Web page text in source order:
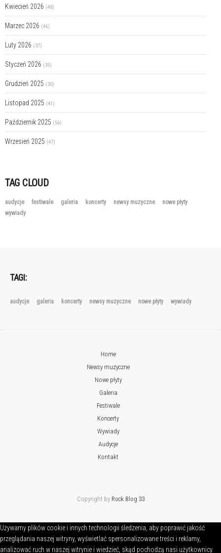
Kwiecień 2026 (48)
Marzec 2026 (46)
Luty 2026 (37)
Styczeń 2026 (35)
Grudzień 2025 (30)
Listopad 2025 (41)
Październik 2025 (56)
Wrzesień 2025 (47)
TAG CLOUD
audycje festiwale galeria koncerty newsy muzyczne
nowe płyty
wywiady
TAGI:
audycje galeria koncerty newsy muzyczne nowe płyty wywiady
Home
Newsy muzyczne
Nowe płyty
Galeria
Festiwale
Koncerty
Wywiady
Audycje
Kontakt
Copyright by Rock Blog 33
Używamy plików cookie i innych technologii śledzenia, aby poprawić jakość
przeglądania naszej witryny, wyświetlać spersonalizowane treści i reklamy,
analizować ruch w naszej witrynie i wiedzieć, skąd pochodzą nasi użytkownicy.